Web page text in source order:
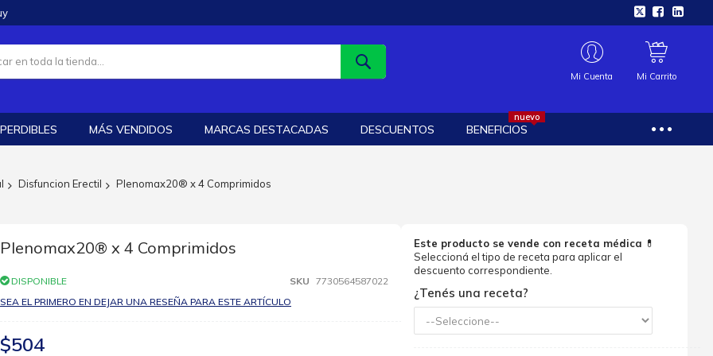
Mi Cuenta Mi Carrito
MÁS VENDIDOS MARCAS DESTACADAS DESCUENTOS BENEFICIOS
nuevo
Disfuncion Erectil Plenomax20® x 4 Comprimidos
Plenomax20® x 4 Comprimidos
DISPONIBLE SKU 7730564587022
SEA EL PRIMERO EN DEJAR UNA RESEÑA PARA ESTE ARTÍCULO
$504
Este producto se vende con receta médica 💊
Seleccioná el tipo de receta para aplicar el
descuento correspondiente.
¿Tenés una receta?